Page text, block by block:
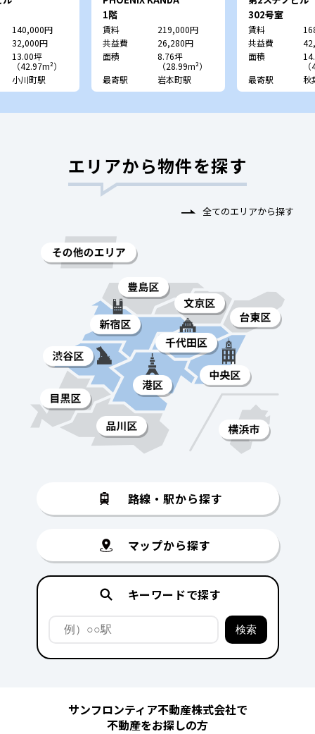
140,000円
32,000円
13.00坪
（42.97m²）
小川町駅
1階
賃料
219,000円
共益費
26,280円
面積
8.76坪
（28.99m²）
最寄駅
岩本町駅
302号室
賃料
共益費
面積
最寄駅
秋
エリアから物件を探す
全てのエリアから探す
路線・駅から探す
マップから探す
キーワードで探す
サンフロンティア不動産株式会社で
不動産をお探しの方